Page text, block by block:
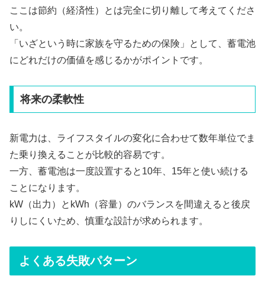
ここは節約（経済性）とは完全に切り離して考えてくださ
い。
「いざという時に家族を守るための保険」として、蓄電池
にどれだけの価値を感じるかがポイントです。
将来の柔軟性
新電力は、ライフスタイルの変化に合わせて数年単位でま
た乗り換えることが比較的容易です。
一方、蓄電池は一度設置すると10年、15年と使い続ける
ことになります。
kW（出力）とkWh（容量）のバランスを間違えると後戻
りしにくいため、慎重な設計が求められます。
よくある失敗パターン